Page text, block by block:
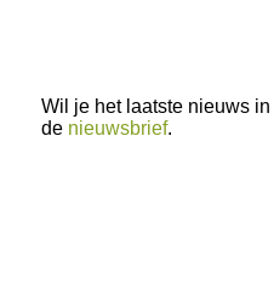
Wil je het laatste nieuws
de nieuwsbrief.